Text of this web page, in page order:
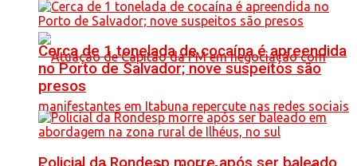
Cerca de 1 tonelada de cocaína é apreendida
no Porto de Salvador; nove suspeitos são
presos